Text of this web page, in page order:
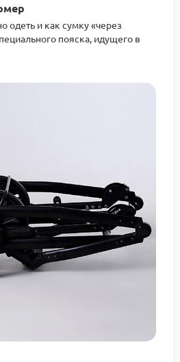
одеть и как сумку «через
пояска, идущего в